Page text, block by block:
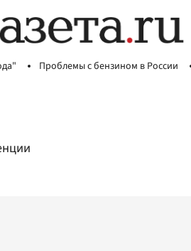
Проблемы с бензином в России